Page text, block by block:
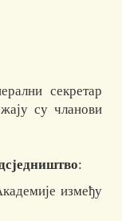
секретар
су чланови
:
између